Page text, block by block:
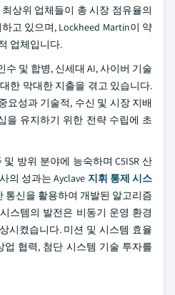
최상위 업체들이 총 시장 점유율의
고 있으며, Lockheed Martin이 약
업체입니다.
수 및 합병, 신세대 AI, 사이버 기술
한 막대한 지출을 겪고 있습니다.
요성과 기술적, 수신 및 시장 지배
을 유지하기 위한 전략 수립에 초
방위 분야에 능숙하며 C5ISR 산
의 성과는 Ayclave 지휘 통제 시스
통신을 활용하여 개발된 알고리즘
스템의 발전은 비동기 운영 환경
시켰습니다. 미션 및 시스템 효율
업 협력, 첨단 시스템 기술 투자를